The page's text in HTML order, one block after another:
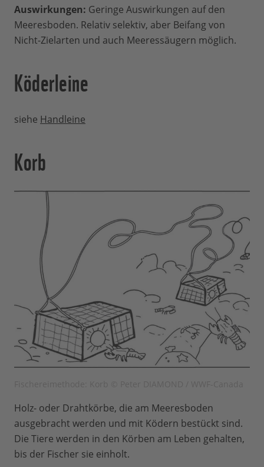
Auswirkungen: Geringe Auswirkungen auf den
Meeresboden. Relativ selektiv, aber Beifang von
Nicht-Zielarten und auch Meeressäugern möglich.
Köderleine
siehe Handleine
Korb
Holz- oder Drahtkörbe, die am Meeresboden
ausgebracht werden und mit Ködern bestückt sind.
Die Tiere werden in den Körben am Leben gehalten,
bis der Fischer sie einholt.